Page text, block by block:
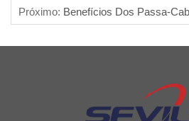
Próximo: Benefícios Dos Passa-Cabos De